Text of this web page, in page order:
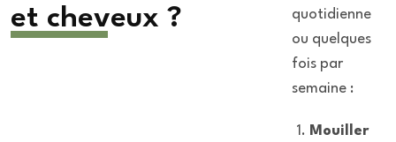
et cheveux ?
quotidienne
ou quelques
fois par
semaine :
Mouiller